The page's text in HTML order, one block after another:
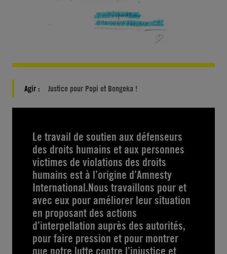
Agir : Justice pour Popi et Bongeka !
Le travail de soutien aux défenseurs
des droits humains et aux personnes
victimes de violations des droits
humains est à l’origine d’Amnesty
International.Nous travaillons pour et
avec eux pour améliorer leur situation
en proposant des actions
d’interpellation auprès des autorités,
pour faire pression et pour montrer
que notre lutte contre l’injustice et